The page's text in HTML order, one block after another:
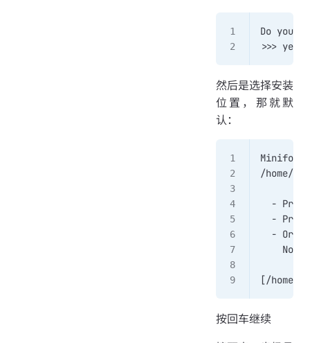
Do you
>>> yes
然后是选择安装
位置，那就默
认：
/home/
-
-
- Or
[/home/
按回车继续